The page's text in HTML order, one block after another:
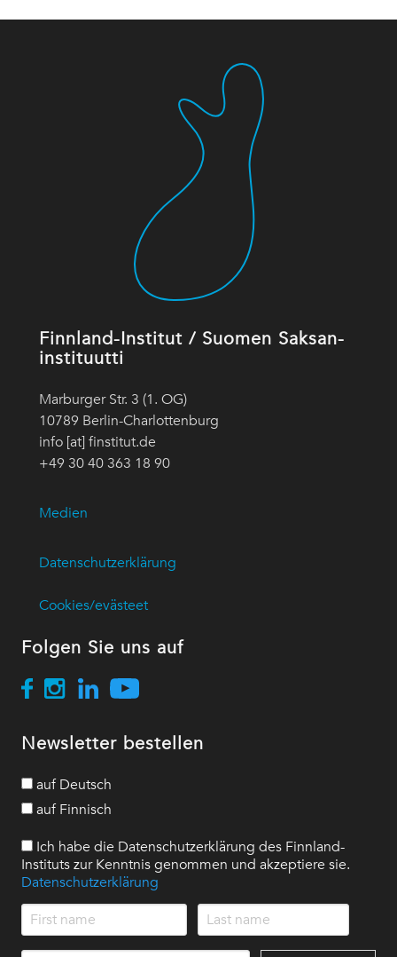
Finnland-Institut / Suomen Saksan-
instituutti
Marburger Str. 3 (1. OG)
10789 Berlin-Charlottenburg
info [at] finstitut.de
+49 30 40 363 18 90
Medien
Datenschutzerklärung
Cookies/evästeet
Folgen Sie uns auf
Newsletter bestellen
auf Deutsch
auf Finnisch
Ich habe die Datenschutzerklärung des Finnland-
Instituts zur Kenntnis genommen und akzeptiere sie.
Datenschutzerklärung